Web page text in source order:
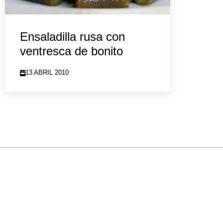
Ensaladilla rusa con
ventresca de bonito
13 ABRIL 2010